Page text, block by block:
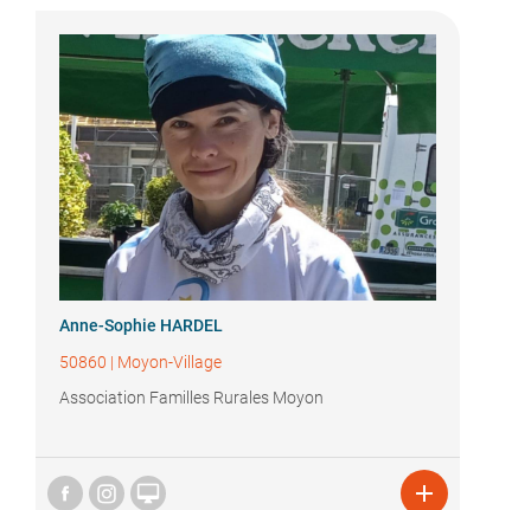
Anne-Sophie HARDEL
50860 | Moyon-Village
Association Familles Rurales Moyon
 